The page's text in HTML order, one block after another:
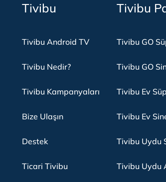
Tivibu
Tivibu Android TV
Tivibu Nedir?
Tivibu Kampanyaları
Bize Ulaşın
Destek
Ticari Tivibu
Tivibu
Tivibu GO
Tivibu GO
Tivibu Ev
Tivibu Ev
Tivibu Uydu
Tivibu Uydu